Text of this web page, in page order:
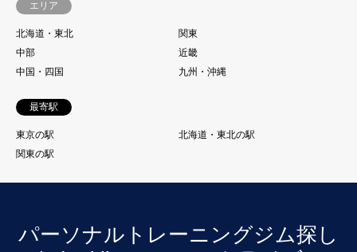
エリア
北海道・東北
関東
中部
近畿
中国・四国
九州・沖縄
最寄駅
東京の駅
北海道・東北の駅
関東の駅
パーソナルトレーニングジム探し